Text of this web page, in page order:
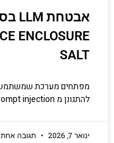
SALT
להתגונן מ prompt injection.
ינואר 7, 2026 תגובה אחת